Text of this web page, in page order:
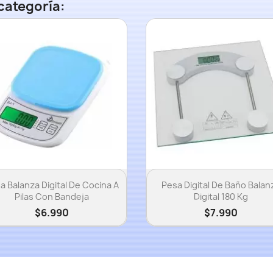
Vista rápida
Balanza Digital De Cocina A
Pilas Con Bandeja
$6.990
Vista rápida
Pesa Digital De Baño
Digital 180 Kg
$7.990